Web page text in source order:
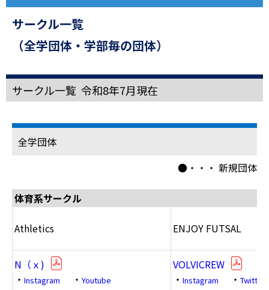
サークル一覧
（全学団体・学部毎の団体）
サークル一覧 令和8年7月現在
全学団体
●・・・ 新規団体
体育系サークル
Athletics ENJOY FUTSAL
N（ｘ)
・ Instagram ・ Youtube
VOLVICREW
・ Instagram ・ Twitter